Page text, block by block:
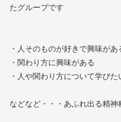
たグループです
・人そのものが好きで興味があ
・関わり方に興味がある
・人や関わり方について学びた
などなど・・・あふれ出る精